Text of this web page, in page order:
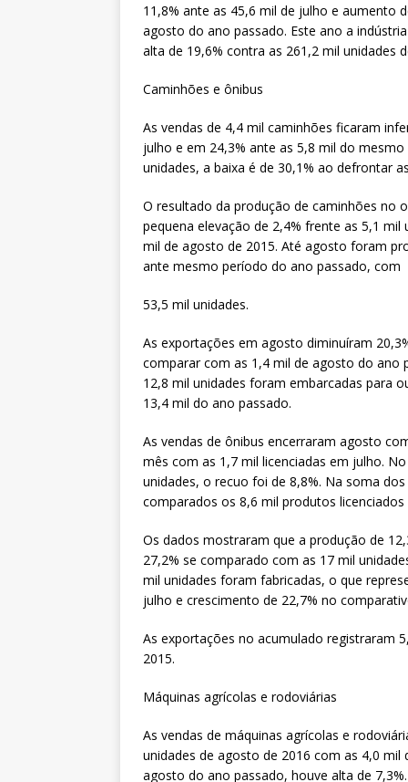
11,8% ante as 45,6 mil de julho e aumento
agosto do ano passado. Este ano a
alta de 19,6% contra as 261,2 mil unidades
Caminhões e ônibus
As vendas de 4,4 mil caminhões ficaram
julho e em 24,3% ante as 5,8 mil do
unidades, a baixa é de 30,1% ao defrontar
O resultado da produção de caminhões no
pequena elevação de 2,4% frente as 5,1
mil de agosto de 2015. Até agosto foram
ante mesmo período do ano passado, com
53,5 mil unidades.
As exportações em agosto diminuíram
comparar com as 1,4 mil de agosto do ano
12,8 mil unidades foram embarcadas para
13,4 mil do ano passado.
As vendas de ônibus encerraram agosto
mês com as 1,7 mil licenciadas em julho.
unidades, o recuo foi de 8,8%. Na soma
comparados os 8,6 mil produtos
Os dados mostraram que a produção de
27,2% se comparado com as 17 mil
mil unidades foram fabricadas, o que
julho e crescimento de 22,7% no
As exportações no acumulado registraram
2015.
Máquinas agrícolas e rodoviárias
As vendas de máquinas agrícolas e
unidades de agosto de 2016 com as 4,0
agosto do ano passado, houve alta de